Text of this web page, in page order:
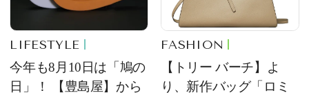
LIFESTYLE
今年も8月10日は「鳩の
日」！ 【豊島屋】から
FASHION
【トリー バーチ】よ
り、新作バッグ「ロミ